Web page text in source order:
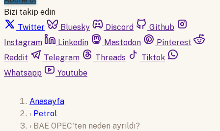
Bizi takip edin
Twitter
Bluesky Discord
Github
Instagram
Linkedin Mastodon
Pinterest
Reddit
Telegram Threads
Tiktok
Whatsapp
Youtube
Anasayfa
› Petrol
› BAE OPEC'ten neden ayrıldı?